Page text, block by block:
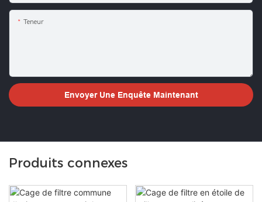
Teneur
Envoyer Une Enquête Maintenant
Produits connexes